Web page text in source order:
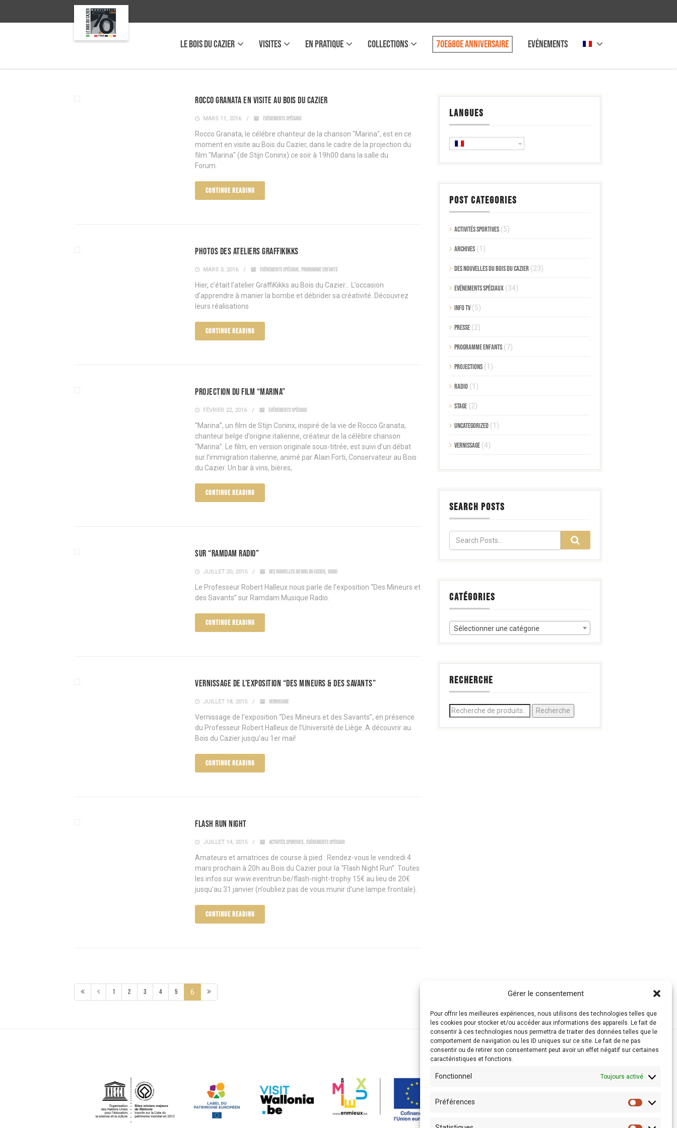
Gérer le consentement
Pour offrir les meilleures expériences, nous utilisons des technologies telles que
les cookies pour stocker et/ou accéder aux informations des appareils. Le fait de
consentir à ces technologies nous permettra de traiter des données telles que le
comportement de navigation ou les ID uniques sur ce site. Le fait de ne pas
consentir ou de retirer son consentement peut avoir un effet négatif sur certaines
caractéristiques et fonctions.
Fonctionnel Toujours activé
Préférences
LE BOIS DU CAZIER VISITES EN PRATIQUE COLLECTIONS 70e&80e anniversaire Evénements
Rocco Granata en visite au Bois du Cazier
MARS 11, 2016 EVÉNEMENTS SPÉCIAUX
Rocco Granata, le célébre chanteur de la chanson "Marina", est en ce
moment en visite au Bois du Cazier, dans le cadre de la projection du
film "Marina" (de Stijn Coninx) ce soir à 19h00 dans la salle du
Forum.
CONTINUE READING
Photos des ateliers GraffiKiKKS
MARS 3, 2016 EVÉNEMENTS SPÉCIAUX, PROGRAMME ENFANTS
Hier, c’était l’atelier GraffiKikks au Bois du Cazier… L’occasion
d’apprendre à manier la bombe et débrider sa créativité. Découvrez
leurs réalisations
CONTINUE READING
Projection du film “Marina”
FÉVRIER 22, 2016 EVÉNEMENTS SPÉCIAUX
“Marina”, un film de Stijn Coninx, inspiré de la vie de Rocco Granata,
chanteur belge d’origine italienne, créateur de la célèbre chanson
“Marina”. Le film, en version originale sous-titrée, est suivi d’un débat
sur l’immigration italienne, animé par Alain Forti, Conservateur au Bois
du Cazier. Un bar à vins, bières,
CONTINUE READING
Sur “Ramdam Radio”
JUILLET 20, 2015 DES NOUVELLES DU BOIS DU CAZIER, RADIO
Le Professeur Robert Halleux nous parle de l’exposition “Des Mineurs et
des Savants” sur Ramdam Musique Radio.
CONTINUE READING
Vernissage de l’exposition “Des Mineurs & des Savants”
JUILLET 18, 2015 VERNISSAGE
Vernissage de l’exposition “Des Mineurs et des Savants”, en présence
du Professeur Robert Halleux de l’Université de Liège. A découvrir au
Bois du Cazier jusqu’au 1er mai!
CONTINUE READING
Flash Run Night
JUILLET 14, 2015 ACTIVITÉS SPORTIVES, EVÉNEMENTS SPÉCIAUX
Amateurs et amatrices de course à pied : Rendez-vous le vendredi 4
mars prochain à 20h au Bois du Cazier pour la “Flash Night Run”. Toutes
les infos sur www.eventrun.be/flash-night-trophy 15€ au lieu de 20€
jusqu’au 31 janvier (n’oubliez pas de vous munir d’une lampe frontale).
CONTINUE READING
1 2 3 4 5 6
LANGUES
POST CATEGORIES
Activités sportives (5)
Archives (1)
Des nouvelles du Bois du Cazier (23)
Evénements spéciaux (34)
Info TV (5)
Presse (2)
Programme enfants (7)
Projections (1)
Radio (1)
Stage (2)
Uncategorized (1)
Vernissage (4)
SEARCH POSTS
CATÉGORIES
Sélectionner une catégorie
RECHERCHE
Recherche